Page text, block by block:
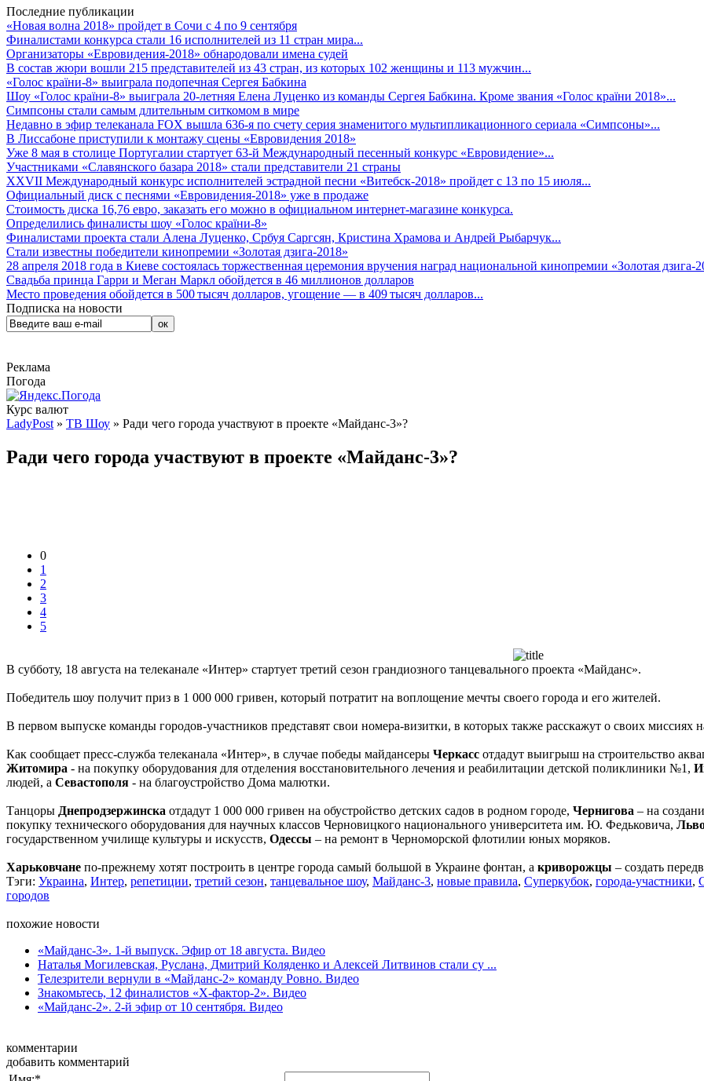
Последние публикации
«Новая волна 2018» пройдет в Сочи с 4 по 9 сентября
Финалистами конкурса стали 16 исполнителей из 11 стран мира...
Организаторы «Евровидения-2018» обнародовали имена судей
В состав жюри вошли 215 представителей из 43 стран, из которых 102 женщины и 113 мужчин...
«Голос країни-8» выиграла подопечная Сергея Бабкина
Шоу «Голос країни-8» выиграла 20-летняя Елена Луценко из команды Сергея Бабкина. Кроме звания «Голос країни 2018»...
Симпсоны стали самым длительным ситкомом в мире
Недавно в эфир телеканала FOX вышла 636-я по счету серия знаменитого мультипликационного сериала «Симпсоны»...
В Лиссабоне приступили к монтажу сцены «Евровидения 2018»
Уже 8 мая в столице Португалии стартует 63-й Международный песенный конкурс «Евровидение»...
Участниками «Славянского базара 2018» стали представители 21 страны
XXVII Международный конкурс исполнителей эстрадной песни «Витебск-2018» пройдет с 13 по 15 июля...
Официальный диск с песнями «Евровидения-2018» уже в продаже
Стоимость диска 16,76 евро, заказать его можно в официальном интернет-магазине конкурса.
Определились финалисты шоу «Голос країни-8»
Финалистами проекта стали Алена Луценко, Србуя Саргсян, Кристина Храмова и Андрей Рыбарчук...
Стали известны победители кинопремии «Золотая дзига-2018»
28 апреля 2018 года в Киеве состоялась торжественная церемония вручения наград национальной кинопремии «Золотая дзига-
Свадьба принца Гарри и Меган Маркл обойдется в 46 миллионов долларов
Место проведения обойдется в 500 тысяч долларов, угощение — в 409 тысяч долларов...
Подписка на новости
Реклама
Погода
Курс валют
LadyPost » ТВ Шоу » Ради чего города участвуют в проекте «Майданс-3»?
Ради чего города участвуют в проекте «Майданс-3»?
0
1
2
3
4
5
В субботу, 18 августа на телеканале «Интер» стартует третий сезон грандиозного танцевального проекта «Майданс».
Победитель шоу получит приз в 1 000 000 гривен, который потратит на воплощение мечты своего города и его жителей.
В первом выпуске команды городов-участников представят свои номера-визитки, в которых также расскажут о своих миссиях
Как сообщает пресс-служба телеканала «Интер», в случае победы майдансеры Черкасс отдадут выигрыш на строительство
Житомира - на покупку оборудования для отделения восстановительного лечения и реабилитации детской поликлиники №1,
людей, а Севастополя - на благоустройство Дома малютки.
Танцоры Днепродзержинска отдадут 1 000 000 гривен на обустройство детских садов в родном городе, Чернигова – на
покупку технического оборудования для научных классов Черновицкого национального университета им. Ю. Федьковича,
государственном училище культуры и искусств, Одессы – на ремонт в Черноморской флотилии юных моряков.
Харьковчане по-прежнему хотят построить в центре города самый большой в Украине фонтан, а криворожцы – создать
Тэги: Украина, Интер, репетиции, третий сезон, танцевальное шоу, Майданс-3, новые правила, Суперкубок, города-участники,
городов
похожие новости
«Майданс-3». 1-й выпуск. Эфир от 18 августа. Видео
Наталья Могилевская, Руслана, Дмитрий Коляденко и Алексей Литвинов стали су ...
Телезрители вернули в «Майданс-2» команду Ровно. Видео
Знакомьтесь, 12 финалистов «Х-фактор-2». Видео
«Майданс-2». 2-й эфир от 10 сентября. Видео
комментарии
добавить комментарий